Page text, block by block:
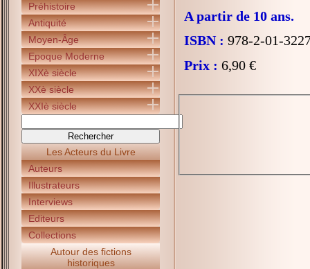
Préhistoire
Antiquité
Moyen-Âge
Epoque Moderne
XIXè siècle
XXè siècle
XXIè siècle
Les Acteurs du Livre
Auteurs
Illustrateurs
Interviews
Editeurs
Collections
Autour des fictions
historiques
A partir de 10 ans.
ISBN : 978-2-01-
Prix : 6,90 €